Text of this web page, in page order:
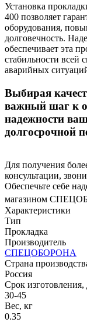
Установка
400 позволяет
оборудования,
долговечность.
обеспечивает эта
стабильности всей
аварийных
Выбирая
важный шаг к
надежности
долгосрочной
Для получения
консультации,
Обеспечьте себе
магазином
Характеристики
Тип
Прокладка
Производитель
СПЕЦОБОРОНА
Страна
Россия
Срок изготовления,
30-45
Вес, кг
0.35